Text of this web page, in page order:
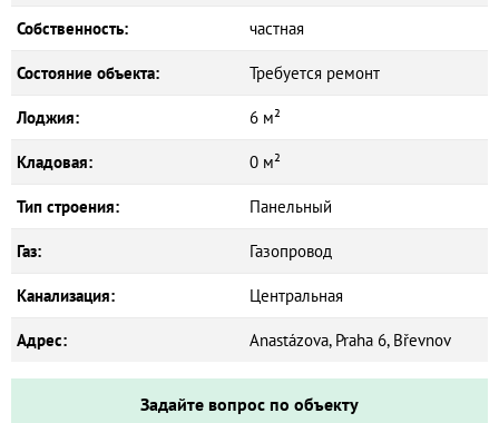
Собственность: частная
Состояние объекта: Требуется ремонт
Лоджия: 6 м²
Кладовая: 0 м²
Тип строения: Панельный
Газ: Газопровод
Канализация: Центральная
Адрес: Anastázova, Praha 6, Břevnov
Задайте вопрос по объекту